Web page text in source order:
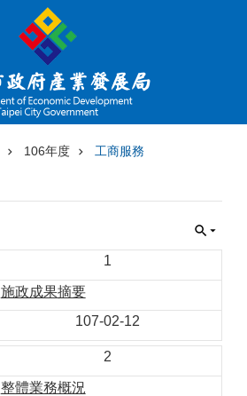
106年度 工商服務
1
施政成果摘要
107-02-12
2
整體業務概況